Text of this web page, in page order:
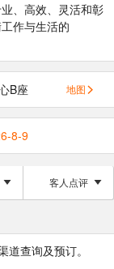
、高效、灵活和彰
作与生活的
B座 地图
8-9
客人点评
查询及预订。